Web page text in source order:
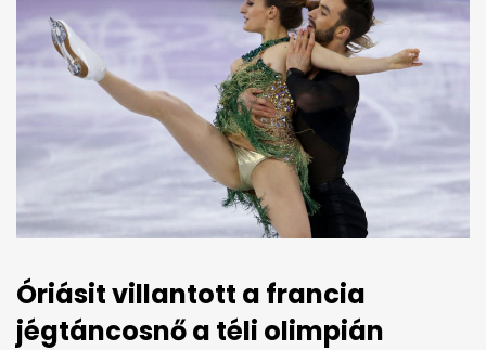
Óriásit villantott a francia
jégtáncosnő a téli olimpián